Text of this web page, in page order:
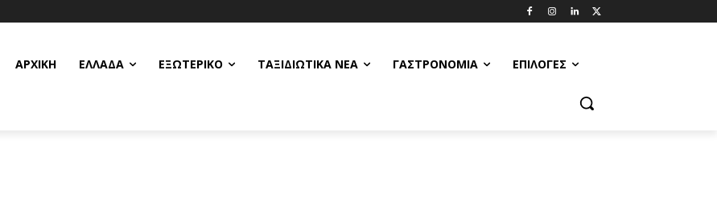
ΑΡΧΙΚΗ ΕΛΛΆΔΑ ΕΞΩΤΕΡΙΚΌ ΤΑΞΙΔΙΩΤΙΚΆ ΝΈΑ ΓΑΣΤΡΟΝΟΜΊΑ ΕΠΙΛΟΓΈΣ